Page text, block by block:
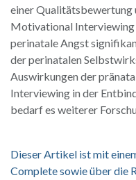
einer Qualitätsbewertung
Motivational Interviewing
perinatale Angst
der perinatalen
Auswirkungen der
Interviewing in der
bedarf es weiterer
Dieser Artikel ist mit
Complete sowie über die